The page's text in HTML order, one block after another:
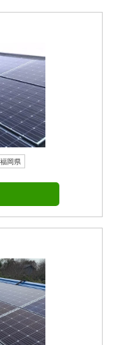
福岡県